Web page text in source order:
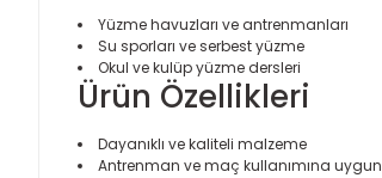
Yüzme havuzları ve antrenmanları
Su sporları ve serbest yüzme
Okul ve kulüp yüzme dersleri
Ürün Özellikleri
Dayanıklı ve kaliteli malzeme
Antrenman ve maç kullanımına uygun